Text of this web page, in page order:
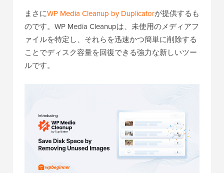
まさにWP Media Cleanup by Duplicatorが提供するも
のです。WP Media Cleanupは、未使用のメディアフ
ァイルを特定し、それらを迅速かつ簡単に削除する
ことでディスク容量を回復できる強力な新しいツー
ルです。